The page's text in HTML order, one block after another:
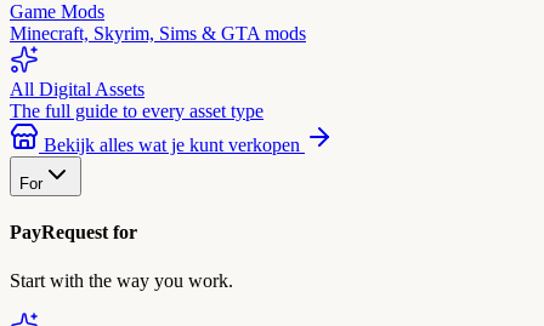
Game Mods
Minecraft, Skyrim, Sims & GTA mods
All Digital Assets
The full guide to every asset type
Bekijk alles wat je kunt verkopen
For
PayRequest for
Start with the way you work.